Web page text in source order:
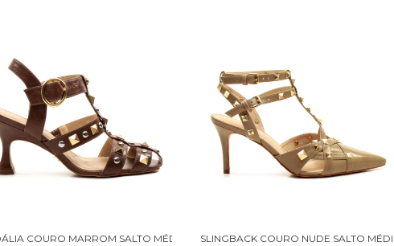
3031001-1
COURO MARROM SALTO MÉDIO CECCONELLO 3031001-3
SLINGBACK COURO NUDE SALTO